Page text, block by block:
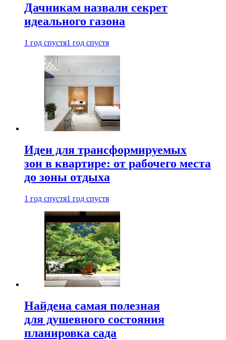
Дачникам назвали секрет
идеального газона
1 год спустя1 год спустя
Идеи для трансформируемых
зон в квартире: от рабочего места
до зоны отдыха
1 год спустя1 год спустя
Найдена самая полезная
для душевного состояния
планировка сада